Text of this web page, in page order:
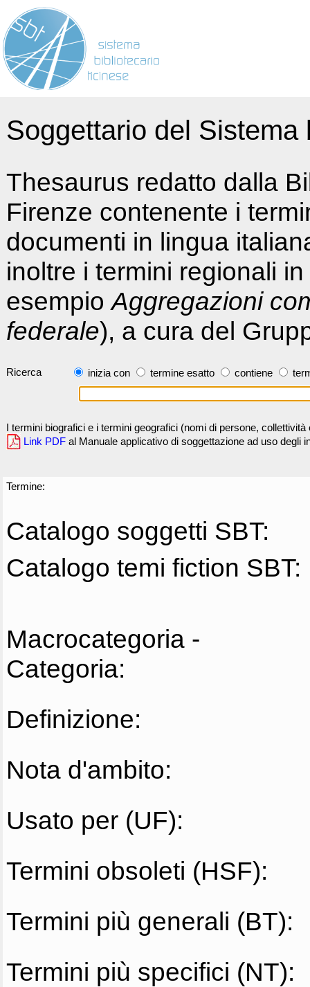
Soggettario del
Thesaurus redatto dalla
Firenze contenente i
documenti in lingua
inoltre i termini regionali
esempioAggregazioni
federale), a cura del
Ricerca inizia con termine esatto contiene
I termini biografici e i termini geografici (nomi di persone,
Link PDF al Manuale applicativo di soggettazione ad uso degli
Termine:
Catalogo soggetti SBT:
Catalogo temi fiction SBT:
Macrocategoria -
Categoria:
Definizione:
Nota d'ambito:
Usato per (UF):
Termini obsoleti (HSF):
Termini più generali (BT):
Termini più specifici (NT):